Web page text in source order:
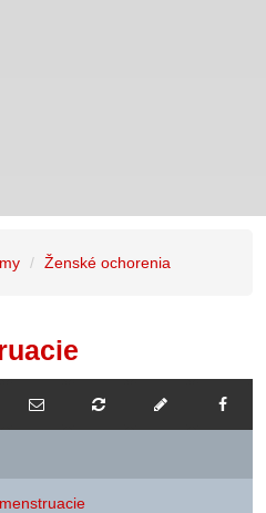
Ženské ochorenia